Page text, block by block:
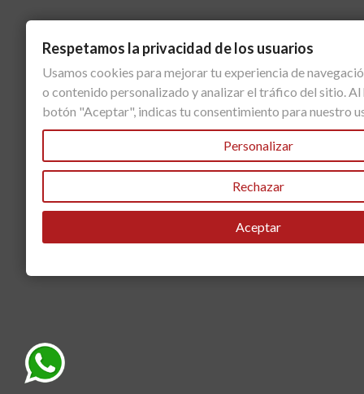
Respetamos la privacidad de los usuarios
Usamos cookies para mejorar tu experiencia de
o contenido personalizado y analizar el tráfico del sitio. Al
botón "Aceptar", indicas tu consentimiento para nuestro
Personalizar
Rechazar
Aceptar